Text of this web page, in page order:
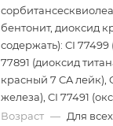
бентонит, диоксид
содержать): CI
77891 (диоксид
красный 7 CA лейк),
железа), CI 77491
Возраст — Для